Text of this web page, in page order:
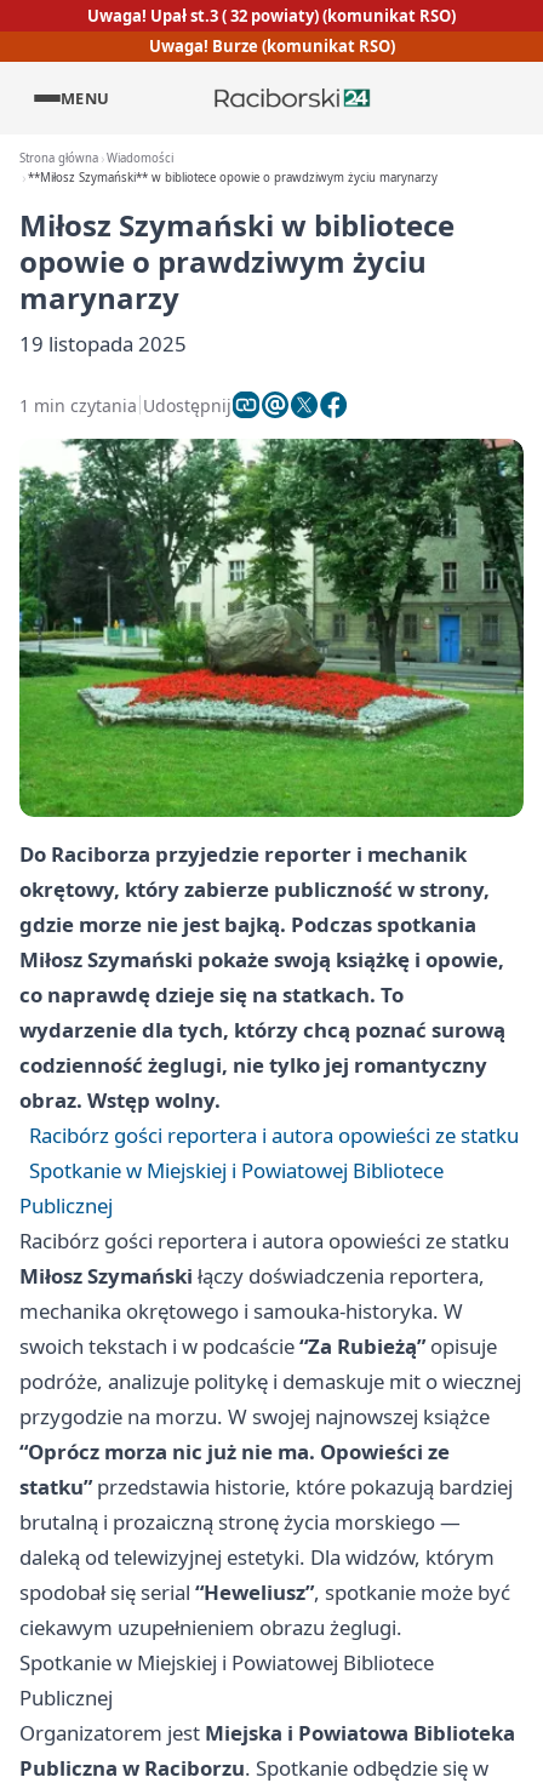
Uwaga! Upał st.3 ( 32 powiaty) (komunikat RSO)
Uwaga! Burze (komunikat RSO)
MENU
Strona główna Wiadomości
**Miłosz Szymański** w bibliotece opowie o prawdziwym życiu marynarzy
Miłosz Szymański w bibliotece
opowie o prawdziwym życiu
marynarzy
19 listopada 2025
1 min czytania Udostępnij
Do Raciborza przyjedzie reporter i mechanik
okrętowy, który zabierze publiczność w strony,
gdzie morze nie jest bajką. Podczas spotkania
Miłosz Szymański pokaże swoją książkę i opowie,
co naprawdę dzieje się na statkach. To
wydarzenie dla tych, którzy chcą poznać surową
codzienność żeglugi, nie tylko jej romantyczny
obraz. Wstęp wolny.
Racibórz gości reportera i autora opowieści ze statku
Spotkanie w Miejskiej i Powiatowej Bibliotece
Publicznej
Racibórz gości reportera i autora opowieści ze statku
Miłosz Szymański łączy doświadczenia reportera,
mechanika okrętowego i samouka-historyka. W
swoich tekstach i w podcaście“Za Rubieżą”opisuje
podróże, analizuje politykę i demaskuje mit o wiecznej
przygodzie na morzu. W swojej najnowszej książce
“Oprócz morza nic już nie ma. Opowieści ze
statku”przedstawia historie, które pokazują bardziej
brutalną i prozaiczną stronę życia morskiego —
daleką od telewizyjnej estetyki. Dla widzów, którym
spodobał się serial “Heweliusz”, spotkanie może być
ciekawym uzupełnieniem obrazu żeglugi.
Spotkanie w Miejskiej i Powiatowej Bibliotece
Publicznej
Organizatorem jest Miejska i Powiatowa Biblioteka
Publiczna w Raciborzu. Spotkanie odbędzie się w